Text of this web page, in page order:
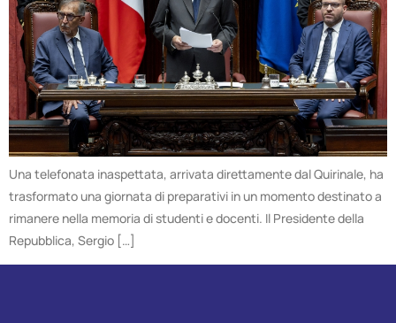
Una telefonata inaspettata, arrivata direttamente dal Quirinale, ha
trasformato una giornata di preparativi in un momento destinato a
rimanere nella memoria di studenti e docenti. Il Presidente della
Repubblica, Sergio […]